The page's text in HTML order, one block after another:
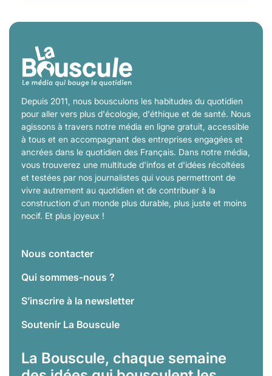
Depuis 2011, nous bousculons les habitudes du quotidien
pour aller vers plus d'écologie, d'éthique et de santé. Nous
agissons à travers notre média en ligne gratuit, accessible
à tous et en accompagnant des entreprises engagées et
ancrées dans le quotidien des Français. Dans notre média,
vous trouverez une multitude d'infos et d'idées récoltées
et testées par nos journalistes qui vous permettront de
vivre autrement au quotidien et de contribuer à la
construction d'un monde plus durable, plus juste et moins
nocif. Et plus joyeux !
Nous contacter
Qui sommes-nous ?
S’inscrire à la newsletter
Soutenir La Bouscule
La Bouscule, chaque semaine